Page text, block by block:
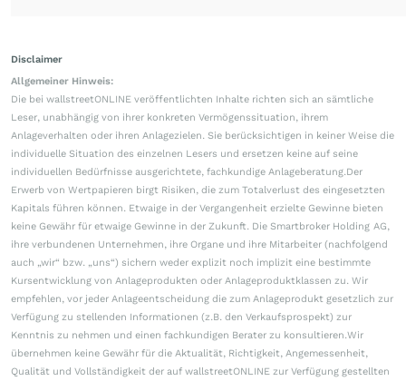
Disclaimer
Allgemeiner Hinweis:
Die bei wallstreetONLINE veröffentlichten Inhalte richten sich an sämtliche
Leser, unabhängig von ihrer konkreten Vermögenssituation, ihrem
Anlageverhalten oder ihren Anlagezielen. Sie berücksichtigen in keiner Weise die
individuelle Situation des einzelnen Lesers und ersetzen keine auf seine
individuellen Bedürfnisse ausgerichtete, fachkundige Anlageberatung.Der
Erwerb von Wertpapieren birgt Risiken, die zum Totalverlust des eingesetzten
Kapitals führen können. Etwaige in der Vergangenheit erzielte Gewinne bieten
keine Gewähr für etwaige Gewinne in der Zukunft. Die Smartbroker Holding AG,
ihre verbundenen Unternehmen, ihre Organe und ihre Mitarbeiter (nachfolgend
auch „wir“ bzw. „uns“) sichern weder explizit noch implizit eine bestimmte
Kursentwicklung von Anlageprodukten oder Anlageproduktklassen zu. Wir
empfehlen, vor jeder Anlageentscheidung die zum Anlageprodukt gesetzlich zur
Verfügung zu stellenden Informationen (z.B. den Verkaufsprospekt) zur
Kenntnis zu nehmen und einen fachkundigen Berater zu konsultieren.Wir
übernehmen keine Gewähr für die Aktualität, Richtigkeit, Angemessenheit,
Qualität und Vollständigkeit der auf wallstreetONLINE zur Verfügung gestellten